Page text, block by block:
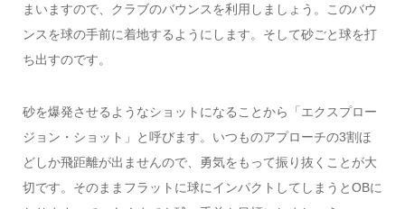
まいますので、クラブのバウンスを利用しましょう。このバウ
ンスを球の手前に着地するようにします。そして砂ごと球を打
ち出すのです。
砂を爆発させるようなショットになることから「エクスプロー
ジョン・ショット」と呼びます。いつものアプローチの3割ほ
どしか飛距離が出ませんので、勇気をもって振り抜くことが大
切です。そのままフラットに球にインパクトしてしまうとOBに